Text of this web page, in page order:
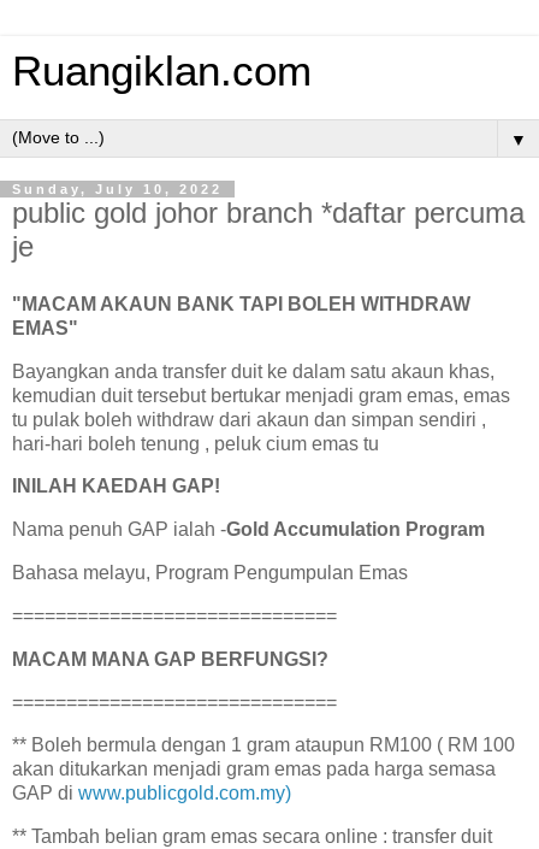
Ruangiklan.com
▼
Sunday, July 10, 2022
public gold johor branch *daftar percuma
je
"MACAM AKAUN BANK TAPI BOLEH WITHDRAW
EMAS"
Bayangkan anda transfer duit ke dalam satu akaun khas,
kemudian duit tersebut bertukar menjadi gram emas, emas
tu pulak boleh withdraw dari akaun dan simpan sendiri ,
hari-hari boleh tenung , peluk cium emas tu
INILAH KAEDAH GAP!
Nama penuh GAP ialah -Gold Accumulation Program
Bahasa melayu, Program Pengumpulan Emas
==============================
MACAM MANA GAP BERFUNGSI?
==============================
** Boleh bermula dengan 1 gram ataupun RM100 ( RM 100
akan ditukarkan menjadi gram emas pada harga semasa
GAP di www.publicgold.com.my)
** Tambah belian gram emas secara online : transfer duit